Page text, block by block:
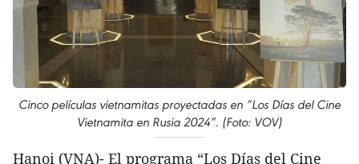
Cinco películas vietnamitas proyectadas en “Los Días del Cine
Vietnamita en Rusia 2024”. (Foto: VOV)
Hanoi (VNA)- El programa “Los Días del Cine